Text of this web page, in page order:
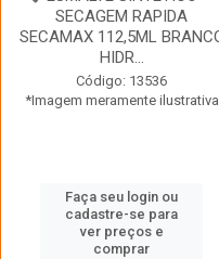
SECAGEM RAPIDA
SECAMAX 112,5ML
HIDR...
Código: 13536
*Imagem meramente ilustrativa
Faça seu login ou
cadastre-se para
ver preços e
comprar